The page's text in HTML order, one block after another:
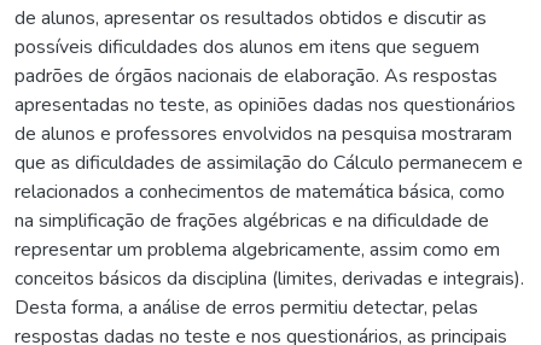
de alunos, apresentar os resultados obtidos e discutir as
possíveis dificuldades dos alunos em itens que seguem
padrões de órgãos nacionais de elaboração. As respostas
apresentadas no teste, as opiniões dadas nos questionários
de alunos e professores envolvidos na pesquisa mostraram
que as dificuldades de assimilação do Cálculo permanecem e
relacionados a conhecimentos de matemática básica, como
na simplificação de frações algébricas e na dificuldade de
representar um problema algebricamente, assim como em
conceitos básicos da disciplina (limites, derivadas e integrais).
Desta forma, a análise de erros permitiu detectar, pelas
respostas dadas no teste e nos questionários, as principais